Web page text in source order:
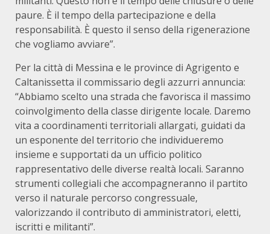
paure. È il tempo della partecipazione e della
responsabilità. È questo il senso della rigenerazione
che vogliamo avviare”.
Per la città di Messina e le province di Agrigento e
Caltanissetta il commissario degli azzurri annuncia:
“Abbiamo scelto una strada che favorisca il massimo
coinvolgimento della classe dirigente locale. Daremo
vita a coordinamenti territoriali allargati, guidati da
un esponente del territorio che individueremo
insieme e supportati da un ufficio politico
rappresentativo delle diverse realtà locali. Saranno
strumenti collegiali che accompagneranno il partito
verso il naturale percorso congressuale,
valorizzando il contributo di amministratori, eletti,
iscritti e militanti”.